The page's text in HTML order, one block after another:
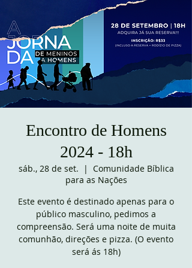
Encontro de Homens
2024 - 18h
sáb., 28 de set.
  |
Comunidade Bíblica
para as Nações
Este evento é destinado apenas para o
público masculino, pedimos a
compreensão. Será uma noite de muita
comunhão, direções e pizza. (O evento
será ás 18h)